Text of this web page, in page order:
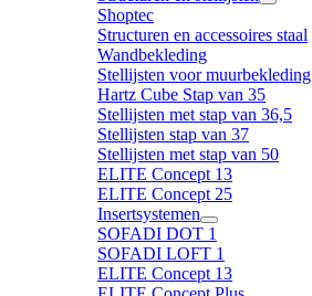
Shoptec
Structuren en accessoires staal
Wandbekleding
Stellijsten voor muurbekleding
Hartz Cube Stap van 35
Stellijsten met stap van 36,5
Stellijsten stap van 37
Stellijsten met stap van 50
ELITE Concept 13
ELITE Concept 25
Insertsystemen
SOFADI DOT 1
SOFADI LOFT 1
ELITE Concept 13